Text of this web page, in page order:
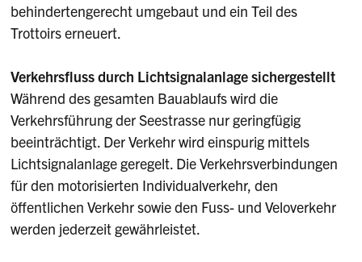
behindertengerecht umgebaut und ein Teil des
Trottoirs erneuert.
Verkehrsfluss durch Lichtsignalanlage sichergestellt
Während des gesamten Bauablaufs wird die
Verkehrsführung der Seestrasse nur geringfügig
beeinträchtigt. Der Verkehr wird einspurig mittels
Lichtsignalanlage geregelt. Die Verkehrsverbindungen
für den motorisierten Individualverkehr, den
öffentlichen Verkehr sowie den Fuss- und Veloverkehr
werden jederzeit gewährleistet.